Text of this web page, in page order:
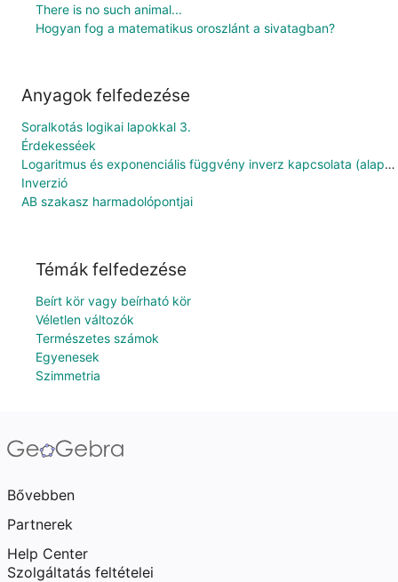
There is no such animal...
Hogyan fog a matematikus oroszlánt a sivatagban?
Anyagok felfedezése
Soralkotás logikai lapokkal 3.
Érdekesséek
Logaritmus és exponenciális függvény inverz kapcsolata (alap 1-nél nagyobb)
Inverzió
AB szakasz harmadolópontjai
Témák felfedezése
Beírt kör vagy beírható kör
Véletlen változók
Természetes számok
Egyenesek
Szimmetria
Bővebben
Partnerek
Help Center
Szolgáltatás feltételei